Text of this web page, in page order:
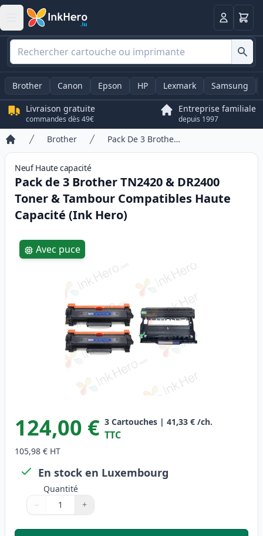
Panier
Brother Canon Epson HP Lexmark Samsung
Livraison gratuite
commandes dès 49€
Entreprise familiale
depuis 1997
Accueil
Brother Pack De 3 Brother TN2420 & DR2400 Toner & Tambour Compatibles Haute Capacité (Ink Hero)
Neuf Hautecapacité
Pack de 3 Brother TN2420 & DR2400
Toner & Tambour Compatibles Haute
Capacité (Ink Hero)
Product information
Avec puce
124,00 € 3 Cartouches | 41,33 € /ch.
TTC
105,98 € HT
En stock en Luxembourg
Quantité
Quantité
Utilisez les boutons pour ajuster
− +
Quantité